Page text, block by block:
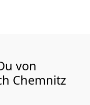
von
Chemnitz